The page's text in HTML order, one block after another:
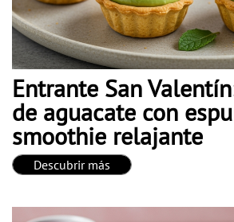
Entrante San
de aguacate con
smoothie relajante
Descubrir más